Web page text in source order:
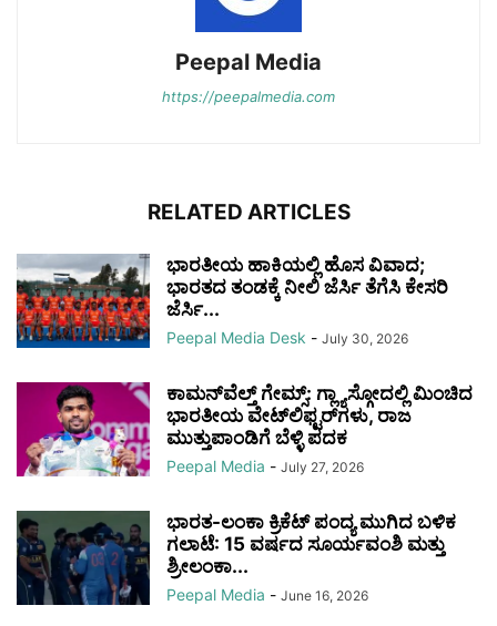
Peepal Media
https://peepalmedia.com
RELATED ARTICLES
ಭಾರತೀಯ ಹಾಕಿಯಲ್ಲಿ ಹೊಸ ವಿವಾದ;
ಭಾರತದ ತಂಡಕ್ಕೆ ನೀಲಿ ಜೆರ್ಸಿ ತೆಗೆಸಿ ಕೇಸರಿ
ಜೆರ್ಸಿ...
Peepal Media Desk - July 30, 2026
ಕಾಮನ್‌ವೆಲ್ತ್ ಗೇಮ್ಸ್: ಗ್ಲ್ಯಾಸ್ಗೋದಲ್ಲಿ ಮಿಂಚಿದ
ಭಾರತೀಯ ವೇಟ್‌ಲಿಫ್ಟರ್‌ಗಳು, ರಾಜ
ಮುತ್ತುಪಾಂಡಿಗೆ ಬೆಳ್ಳಿ ಪದಕ
Peepal Media - July 27, 2026
ಭಾರತ-ಲಂಕಾ ಕ್ರಿಕೆಟ್ ಪಂದ್ಯ ಮುಗಿದ ಬಳಿಕ
ಗಲಾಟೆ: 15 ವರ್ಷದ ಸೂರ್ಯವಂಶಿ ಮತ್ತು
ಶ್ರೀಲಂಕಾ...
Peepal Media - June 16, 2026